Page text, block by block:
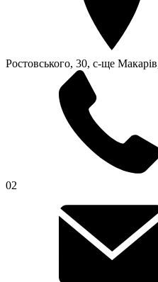
Ростовського, 30, с-ще
02